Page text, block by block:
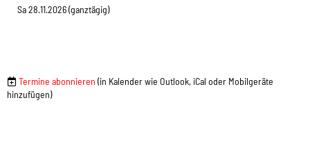
Sa 28.11.2026 (ganztägig)
Termine abonnieren (in Kalender wie Outlook, iCal oder Mobilgeräte
hinzufügen)